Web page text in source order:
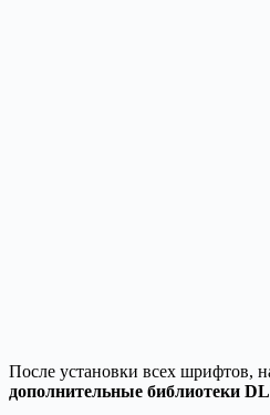
После установки всех шрифтов,
дополнительные библиотеки